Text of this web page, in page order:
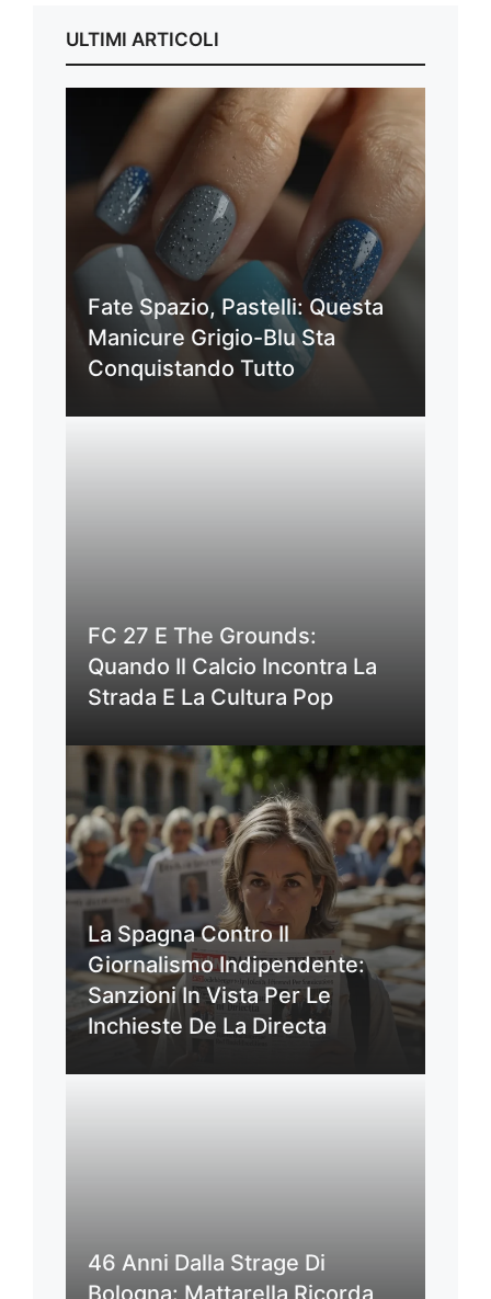
ULTIMI ARTICOLI
Fate Spazio, Pastelli: Questa
Manicure Grigio-Blu Sta
Conquistando Tutto
FC 27 E The Grounds:
Quando Il Calcio Incontra La
Strada E La Cultura Pop
La Spagna Contro Il
Giornalismo Indipendente:
Sanzioni In Vista Per Le
Inchieste De La Directa
46 Anni Dalla Strage Di